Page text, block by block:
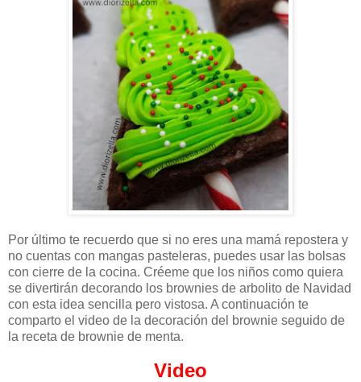
Por último te recuerdo que si no eres una mamá repostera y
no cuentas con mangas pasteleras, puedes usar las bolsas
con cierre de la cocina. Créeme que los niños como quiera
se divertirán decorando los brownies de arbolito de Navidad
con esta idea sencilla pero vistosa. A continuación te
comparto el video de la decoración del brownie seguido de
la receta de brownie de menta.
Video